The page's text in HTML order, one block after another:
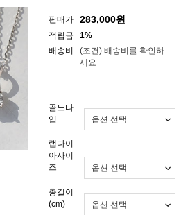
판매가 283,000원
적립금
1%
배송비
(조건) 배송비를 확인하
세요
골드타
입
랩다이
아사이
즈
총길이
(cm)